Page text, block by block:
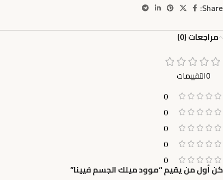
Share:
مراجعات (0)
0التقييمات
0
0
0
0
0
كن أول من يقيم “موود ميلك الجسم فيينا”